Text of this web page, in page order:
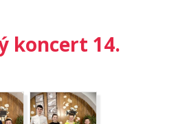
koncert 14.